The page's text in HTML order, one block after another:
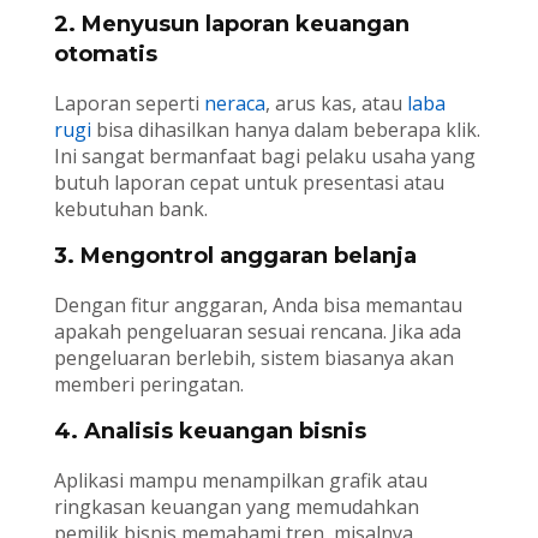
2. Menyusun laporan keuangan
otomatis
Laporan seperti neraca, arus kas, atau laba
rugi bisa dihasilkan hanya dalam beberapa klik.
Ini sangat bermanfaat bagi pelaku usaha yang
butuh laporan cepat untuk presentasi atau
kebutuhan bank.
3. Mengontrol anggaran belanja
Dengan fitur anggaran, Anda bisa memantau
apakah pengeluaran sesuai rencana. Jika ada
pengeluaran berlebih, sistem biasanya akan
memberi peringatan.
4. Analisis keuangan bisnis
Aplikasi mampu menampilkan grafik atau
ringkasan keuangan yang memudahkan